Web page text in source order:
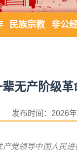
民族宗教 非公
辈无产阶级
发布时间：2026
党领导中国人民